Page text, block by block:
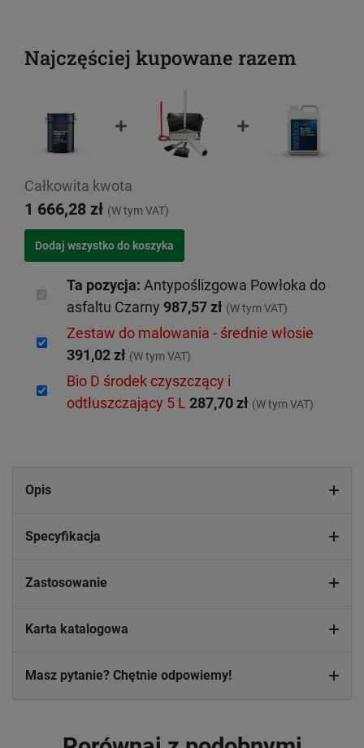
Najczęściej kupowane razem
Całkowita kwota
1 666,28 zł (W tym VAT)
Ta pozycja: Antypoślizgowa Powłoka do
asfaltu Czarny 987,57 zł (W tym VAT)
Zestaw do malowania - średnie włosie
391,02 zł (W tym VAT)
Bio D środek czyszczący i
odtłuszczający 5 L287,70 zł (W tym VAT)
Opis
Specyfikacja
Zastosowanie
Karta katalogowa
Masz pytanie? Chętnie odpowiemy!